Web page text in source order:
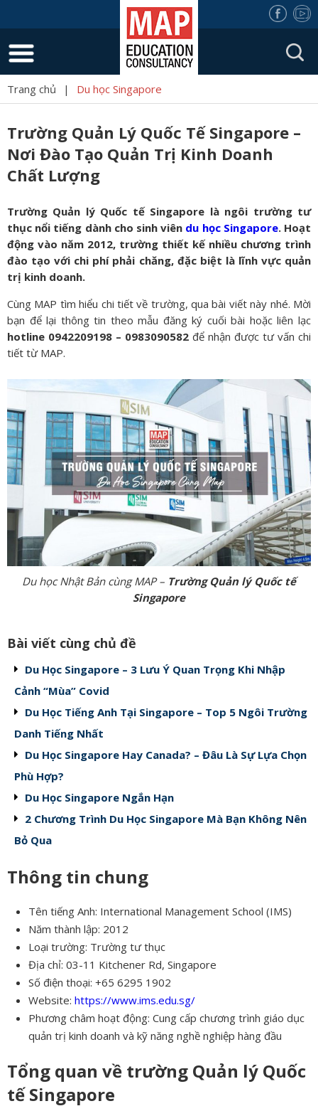
Trang chủ | Du học Singapore
Trường Quản Lý Quốc Tế Singapore –
Nơi Đào Tạo Quản Trị Kinh Doanh
Chất Lượng
Trường Quản lý Quốc tế Singapore là ngôi trường tư
thục nổi tiếng dành cho sinh viên du học Singapore. Hoạt
động vào năm 2012, trường thiết kế nhiều chương trình
đào tạo với chi phí phải chăng, đặc biệt là lĩnh vực quản
trị kinh doanh.
Cùng MAP tìm hiểu chi tiết về trường, qua bài viết này nhé. Mời
bạn để lại thông tin theo mẫu đăng ký cuối bài hoặc liên lạc
hotline 0942209198 – 0983090582 để nhận được tư vấn chi
tiết từ MAP.
Du học Nhật Bản cùng MAP – Trường Quản lý Quốc tế
Singapore
Bài viết cùng chủ đề
Du Học Singapore – 3 Lưu Ý Quan Trọng Khi Nhập
Cảnh “Mùa” Covid
Du Học Tiếng Anh Tại Singapore – Top 5 Ngôi Trường
Danh Tiếng Nhất
Du Học Singapore Hay Canada? – Đâu Là Sự Lựa Chọn
Phù Hợp?
Du Học Singapore Ngắn Hạn
2 Chương Trình Du Học Singapore Mà Bạn Không Nên
Bỏ Qua
Thông tin chung
Tên tiếng Anh: International Management School (IMS)
Năm thành lập: 2012
Loại trường: Trường tư thục
Địa chỉ: 03-11 Kitchener Rd, Singapore
Số điện thoại: +65 6295 1902
Website: https://www.ims.edu.sg/
Phương châm hoạt động: Cung cấp chương trình giáo dục
quản trị kinh doanh và kỹ năng nghề nghiệp hàng đầu
Tổng quan về trường Quản lý Quốc
tế Singapore